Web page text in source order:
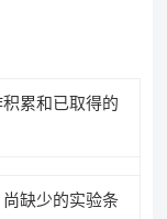
积累和已取得的
尚缺少的实验条